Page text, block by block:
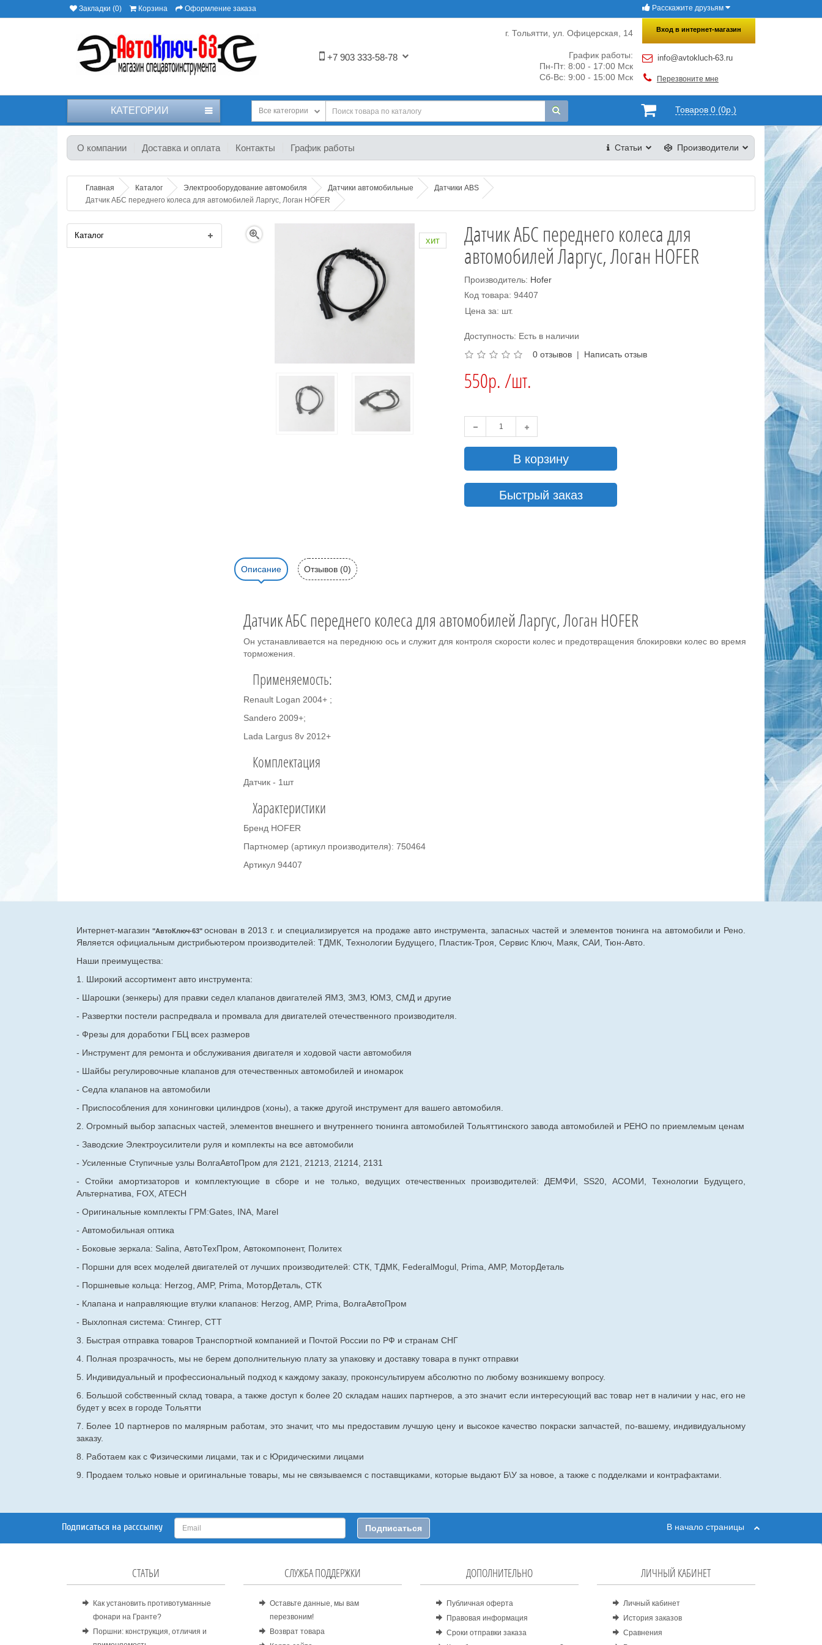
×
Закладки (0) Корзина Оформление заказа Расскажите друзьям
+7 903 333-58-78
Вход в интернет-магазин
info@avtokluch-63.ru
Перезвоните мне
г. Тольятти, ул. Офицерская, 14
График работы:
Пн-Пт: 8:00 - 17:00 Мск
Сб-Вс: 9:00 - 15:00 Мск
КАТЕГОРИИ Товаров 0 (0р.)
Все категории
О компании Доставка и оплата Контакты График работы Производители
Статьи
Главная Каталог Электрооборудование автомобиля Датчики автомобильные
Датчики ABS
Датчик АБС переднего колеса для автомобилей Ларгус, Логан HOFER
Каталог хит
Датчик АБС переднего колеса для
автомобилей Ларгус, Логан HOFER
Производитель: Hofer
Код товара: 94407
Цена за: шт.
Доступность: Есть в наличии
0 отзывов | Написать отзыв
550р. /шт.
В корзину
Быстрый заказ
Описание Отзывов (0)
Датчик АБС переднего колеса для автомобилей Ларгус, Логан HOFER
Он устанавливается на переднюю ось и служит для контроля скорости колес и предотвращения блокировки колес во время
торможения.
Применяемость:
Renault Logan 2004+ ;
Sandero 2009+;
Lada Largus 8v 2012+
Комплектация
Датчик - 1шт
Характеристики
Бренд HOFER
Партномер (артикул производителя): 750464
Артикул 94407
Интернет-магазин "АвтоКлюч-63"основан в 2013 г. и специализируется на продаже авто инструмента, запасных частей и элементов тюнинга на автомобили и Рено.
Является официальным дистрибьютером производителей: ТДМК, Технологии Будущего, Пластик-Троя, Сервис Ключ, Маяк, САИ, Тюн-Авто.
Наши преимущества:
1. Широкий ассортимент авто инструмента:
- Шарошки (зенкеры) для правки седел клапанов двигателей ЯМЗ, ЗМЗ, ЮМЗ, СМД и другие
- Развертки постели распредвала и промвала для двигателей отечественного производителя.
- Фрезы для доработки ГБЦ всех размеров
- Инструмент для ремонта и обслуживания двигателя и ходовой части автомобиля
- Шайбы регулировочные клапанов для отечественныхавтомобилей и иномарок
- Седла клапанов на автомобили
- Приспособления для хонинговки цилиндров (хоны), а также другой инструмент для вашего автомобиля.
2. Огромный выбор запасных частей, элементов внешнего и внутреннего тюнинга автомобилей Тольяттинского завода автомобилей и РЕНО по приемлемым ценам
- Заводские Электроусилители руля и комплекты на все автомобили
- Усиленные Ступичные узлы ВолгаАвтоПром для 2121, 21213, 21214, 2131
- Стойки амортизаторов и комплектующие в сборе и не только, ведущих отечественных производителей: ДЕМФИ, SS20, АСОМИ, Технологии Будущего,
Альтернатива, FOX, ATECH
- Оригинальные комплекты ГРМ:Gates, INA, Marel
- Автомобильная оптика
- Боковые зеркала: Salina, АвтоТехПром, Автокомпонент, Политех
- Поршни для всех моделей двигателей от лучших производителей: СТК, ТДМК, FederalMogul, Prima, AMP, МоторДеталь
- Поршневые кольца: Herzog, AMP, Prima, МоторДеталь, СТК
- Клапана и направляющие втулки клапанов: Herzog, AMP, Prima, ВолгаАвтоПром
- Выхлопная система: Стингер, СТТ
3. Быстрая отправка товаров Транспортной компанией и Почтой России по РФ и странам СНГ
4. Полная прозрачность, мы не берем дополнительную плату за упаковку и доставку товара в пункт отправки
5. Индивидуальный и профессиональный подход к каждому заказу, проконсультируем абсолютно по любому возникшему вопросу.
6. Большой собственный склад товара, а также доступ к более 20 складам наших партнеров, а это значит если интересующий вас товар нет в наличии у нас, его не
будет у всех в городе Тольятти
7. Более 10 партнеров по малярным работам, это значит, что мы предоставим лучшую цену и высокое качество покраски запчастей, по-вашему, индивидуальному
заказу.
8. Работаем как с Физическими лицами, так и с Юридическими лицами
9. Продаем только новые и оригинальные товары, мы не связываемся с поставщиками, которые выдают Б\У за новое, а также с подделками и контрафактами.
Подписаться на расссылку Подписаться В начало страницы
СТАТЬИ
Как установить противотуманные
фонари на Гранте?
Поршни: конструкция, отличия и
СЛУЖБА ПОДДЕРЖКИ
Оставьте данные, мы вам
перезвоним!
Возврат товара
ДОПОЛНИТЕЛЬНО
Публичная оферта
Правовая информация
Сроки отправки заказа
ЛИЧНЫЙ КАБИНЕТ
Личный кабинет
История заказов
Сравнения